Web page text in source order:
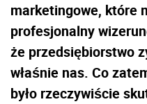
marketingowe, które
profesjonalny
że przedsiębiorstwo
właśnie nas. Co
było rzeczywiście